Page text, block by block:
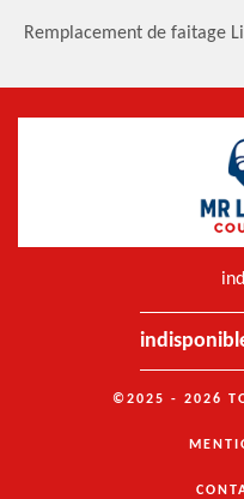
Remplacement de faitage
©2025 - 2026